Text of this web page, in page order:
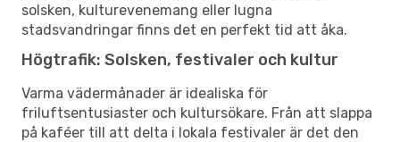
solsken, kulturevenemang eller lugna
stadsvandringar finns det en perfekt tid att åka.
Högtrafik: Solsken, festivaler och kultur
Varma vädermånader är idealiska för
friluftsentusiaster och kultursökare. Från att slappa
på kaféer till att delta i lokala festivaler är det den